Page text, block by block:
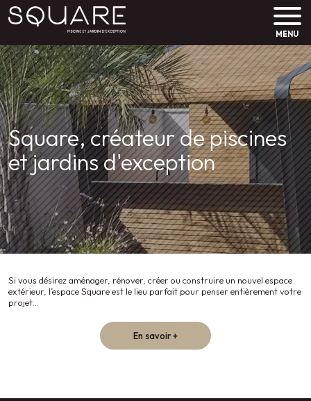
MENU
Square, créateur de piscines
et jardins d'exception
Si vous désirez aménager, rénover, créer ou construire un nouvel espace
extérieur, l’espace Square est le lieu parfait pour penser entièrement votre
projet...
En savoir +